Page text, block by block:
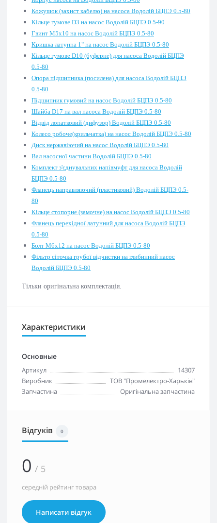
Кожушок (захист кабелю) на насоса Водолій БЦПЭ 0.5-80
Кільце гумове D3 на насос Водолій БЦПЭ 0.5-90
Гвинт М5х10 на насос Водолій БЦПЭ 0.5-80
Кришка латунна 1" на насос Водолій БЦПЭ 0.5-80
Кільце гумове D10 (буферне) для насоса Водолій БЦПЭ
0.5-80
Опора підшипника (посилена) для насоса Водолій БЦПЭ
0.5-80
Підшипник гумовий на насос Водолій БЦПЭ 0.5-80
Шайба D17 на вал насоса Водолій БЦПЭ 0.5-80
Відвід лопатковий (дифузор) Водолій БЦПЭ 0.5-80
Колесо робоче(крильчатка) на насос Водолій БЦПЭ 0.5-80
Диск нержавіючий на насос Водолій БЦПЭ 0.5-80
Вал насосної частини Водолій БЦПЭ 0.5-80
Комплект з'єднувальних напівмуфт для насоса Водолій
БЦПЭ 0.5-80
Фланець направляючий (пластиковий) Водолій БЦПЭ 0.5-
80
Кільце стопорне (замочне) на насос Водолій БЦПЭ 0.5-80
Фланець перехідної латунний для насоса Водолій БЦПЭ
0.5-80
Болт М6х12 на насос Водолій БЦПЭ 0.5-80
Фільтр сіточка грубої відчистки на глибинний насос
Водолій БЦПЭ 0.5-80
Тільки оригінальна комплектація.
Характеристики
Основные
Артикул
14307
Виробник
ТОВ "Промелектро-Харьків"
Запчастина
Оригінальна запчастина
Відгуків 0
0 / 5
середній рейтинг товара
Написати відгук